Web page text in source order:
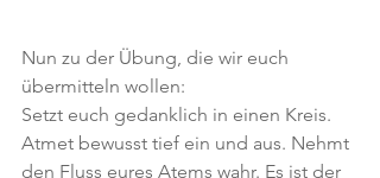
Nun zu der Übung, die wir euch
übermitteln wollen:
Setzt euch gedanklich in einen Kreis.
Atmet bewusst tief ein und aus. Nehmt
den Fluss eures Atems wahr. Es ist der